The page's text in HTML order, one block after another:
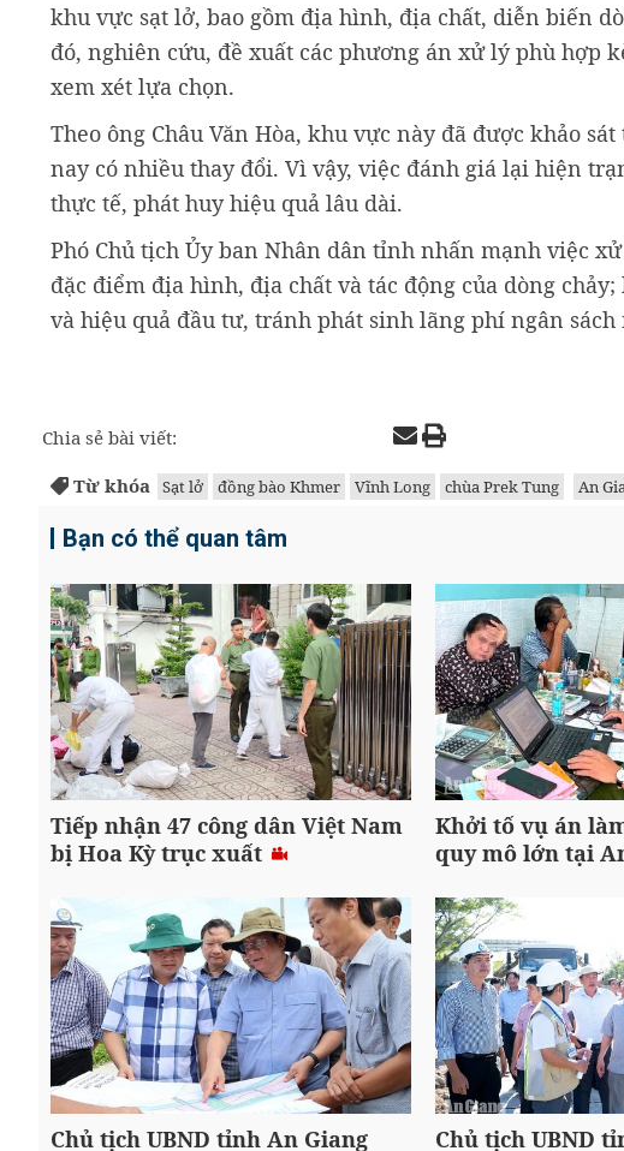
khu vực sạt lở, bao gồm địa hình, địa chất, diễn biến
đó, nghiên cứu, đề xuất các phương án xử lý phù hợp
xem xét lựa chọn.
Theo ông Châu Văn Hòa, khu vực này đã được khảo
nay có nhiều thay đổi. Vì vậy, việc đánh giá lại hiện
thực tế, phát huy hiệu quả lâu dài.
Phó Chủ tịch Ủy ban Nhân dân tỉnh nhấn mạnh việc
đặc điểm địa hình, địa chất và tác động của dòng
và hiệu quả đầu tư, tránh phát sinh lãng phí ngân sách
Chia sẻ bài viết:
Từ khóa
Sạt lở đồng bào Khmer Vĩnh Long chùa Prek Tung An
Bạn có thể quan tâm
Tiếp nhận 47 công dân Việt Nam
bị Hoa Kỳ trục xuất
Khởi tố vụ án
quy mô lớn tại
Chủ tịch UBND tỉnh An Giang
Chủ tịch UBND